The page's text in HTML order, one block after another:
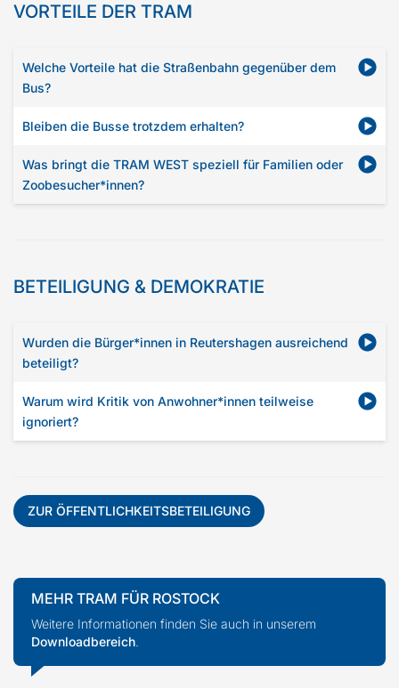
VORTEILE DER TRAM
Welche Vorteile hat die Straßenbahn gegenüber dem
Bus?
Bleiben die Busse trotzdem erhalten?
Was bringt die TRAM WEST speziell für Familien oder
Zoobesucher*innen?
BETEILIGUNG & DEMOKRATIE
Wurden die Bürger*innen in Reutershagen ausreichend
beteiligt?
Warum wird Kritik von Anwohner*innen teilweise
ignoriert?
ZUR ÖFFENTLICHKEITSBETEILIGUNG
MEHR TRAM FÜR ROSTOCK
Weitere Informationen finden Sie auch in unserem
Downloadbereich